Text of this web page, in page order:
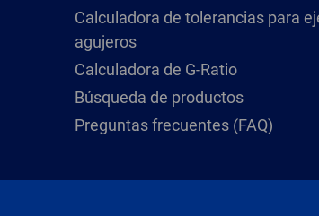
Calculadora de tolerancias para
agujeros
Calculadora de G-Ratio
Búsqueda de productos
Preguntas frecuentes (FAQ)